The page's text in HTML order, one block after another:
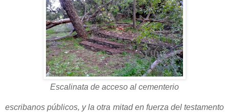
Escalinata de acceso al cementerio
escribanos públicos, y la otra mitad en fuerza del testamento